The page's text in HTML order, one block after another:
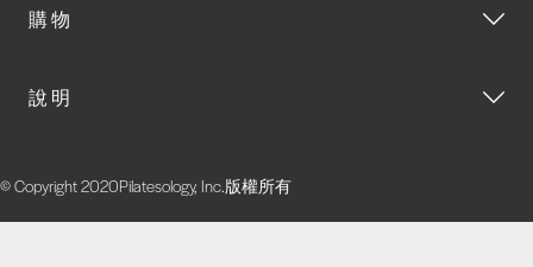
購物
說明
© Copyright 2020Pilatesology, Inc.版權所有